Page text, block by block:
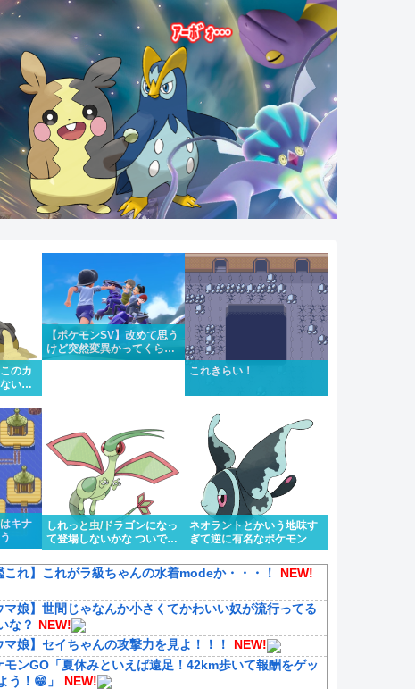
のカ
い
【ポケモンSV】改めて思う
けど突然変異かってくらい
メインストーリーがめちゃ
これきらい！
キナ
しれっと虫/ドラゴンになっ
て登場しないかな ついでに
色眼鏡辺りも貰って
ネオラントとかいう地味す
ぎて逆に有名なポケモン
これ】これがラ級ちゃんの水着modeか・・・！ NEW!
マ娘】世間じゃなんか小さくてかわいい奴が流行ってる
な？ NEW!
マ娘】セイちゃんの攻撃力を見よ！！！
NEW!
モンGO「夏休みといえば遠足！42km歩いて報酬をゲッ
う！😁」
NEW!